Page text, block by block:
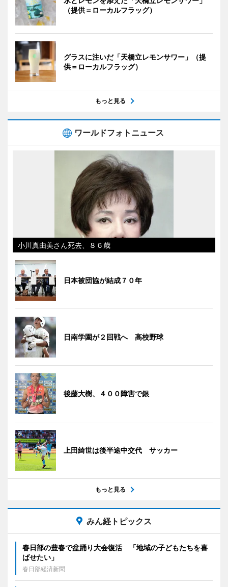
（提供＝ローカルフラッグ）
グラスに注いだ「天橋立レモンサワー」（提
供＝ローカルフラッグ）
もっと見る
ワールドフォトニュース
小川真由美さん死去、８６歳
日本被団協が結成７０年
日南学園が２回戦へ 高校野球
後藤大樹、４００障害で銀
上田綺世は後半途中交代 サッカー
もっと見る
みん経トピックス
春日部の豊春で盆踊り大会復活 「地域の子どもたちを喜
ばせたい」
春日部経済新聞